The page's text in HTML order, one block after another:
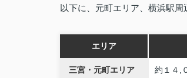
以下に、元町エリア、横浜駅
エリア
三宮・元町エリア
約１４,